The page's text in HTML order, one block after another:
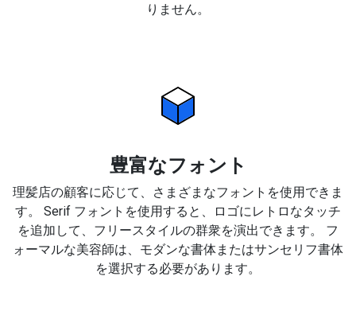
りません。
豊富なフォント
理髪店の顧客に応じて、さまざまなフォントを使用できま
す。 Serif フォントを使用すると、ロゴにレトロなタッチ
を追加して、フリースタイルの群衆を演出できます。 フ
ォーマルな美容師は、モダンな書体またはサンセリフ書体
を選択する必要があります。